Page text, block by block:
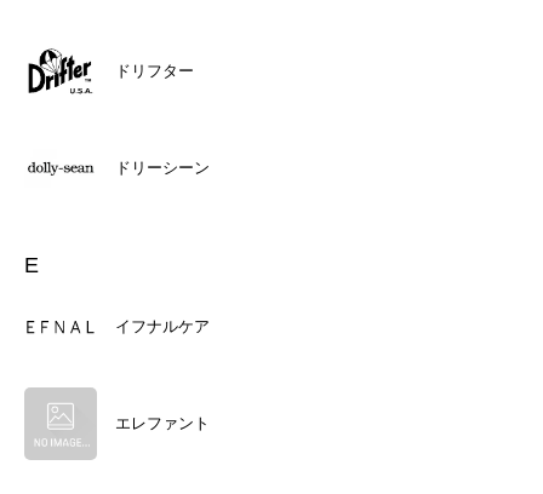
ドリフター
ドリーシーン
E
イフナルケア
エレファント